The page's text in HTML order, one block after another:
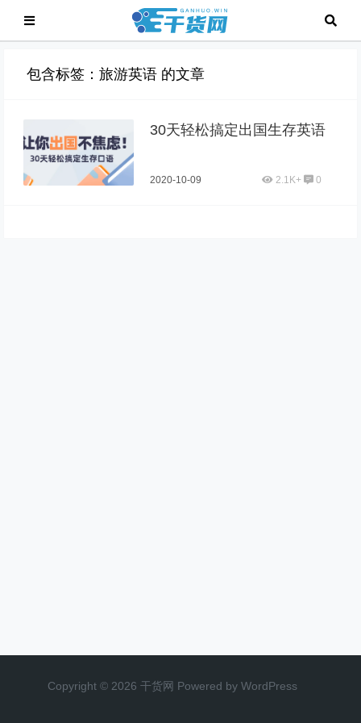
包含标签：旅游英语 的文章
30天轻松搞定出国生存英语
2020-10-09 2.1K+ 0
Copyright © 2026 干货网 Powered by WordPress